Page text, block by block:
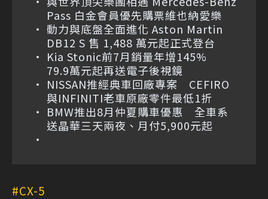
Pass 白金會員優先購票維也納愛樂
動力與底盤全面進化 Aston Martin
DB12 S 售 1,488 萬元起正式登台
Kia Stonic前7月銷量年增145%
79.9萬元起再送電子後視鏡
NISSAN推經典車回廠專案 CEFIRO
與INFINITI老車原廠零件最低1折
BMW推出8月仲夏購車優惠 全車系
送晶華三天兩夜、月付5,900元起
CX-5